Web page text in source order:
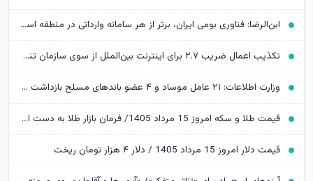
ابن‌الرضا: فناوری بومی ایران، برتر از هر سامانه وارداتی در منطقه است
تکذیب اعمال ضریب ۲.۷ برای اینترنت بین‌الملل از سوی سازمان تنظیم مقررات
وزارت اطلاعات: ۲۱ عامل موساد و ۴ عضو باندهای مسلح بازداشت شدند
قیمت طلا و سکه امروز 15 مرداد 1405/ فرمان بازار طلا به دست اونس جهانی افتاد
قیمت دلار امروز 15 مرداد 1405 / دلار ۴ هزار تومان ریخت